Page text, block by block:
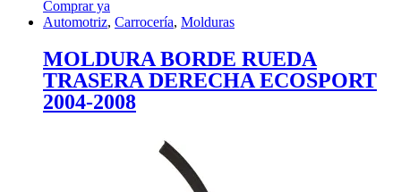
Comprar ya
Automotriz, Carrocería, Molduras
MOLDURA BORDE RUEDA
TRASERA DERECHA ECOSPORT
2004-2008